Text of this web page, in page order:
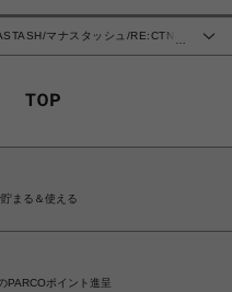
マナスタッシュ/RE:CTN
まる＆使える
PARCOポイント進呈